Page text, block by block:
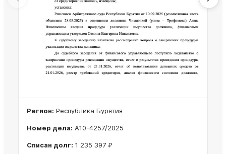
Регион: Республика Бурятия
Номер дела: А10-4257/2025
Списан долг: 1 235 397 ₽